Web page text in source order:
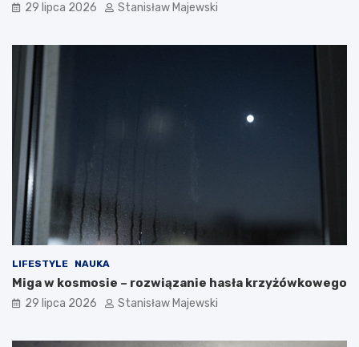
29 lipca 2026 Stanisław Majewski
LIFESTYLE NAUKA
Miga w kosmosie – rozwiązanie hasła krzyżówkowego
29 lipca 2026 Stanisław Majewski